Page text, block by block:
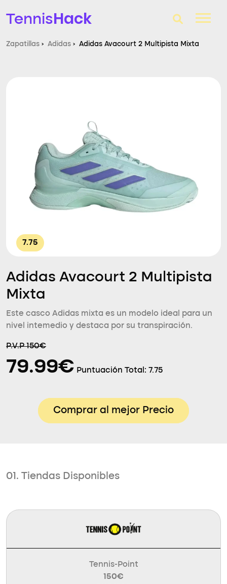
TennisHack
Comparador
Consultorio
Blog
Zapatillas › Adidas › Adidas Avacourt 2 Multipista Mixta
7.75
Adidas Avacourt 2 Multipista
Mixta
Este casco Adidas mixta es un modelo ideal para un
nivel intemedio y destaca por su transpiración.
P.V.P 150€
79.99€ Puntuación Total: 7.75
Comprar al mejor Precio
01. Tiendas Disponibles
Tennis-Point
150€